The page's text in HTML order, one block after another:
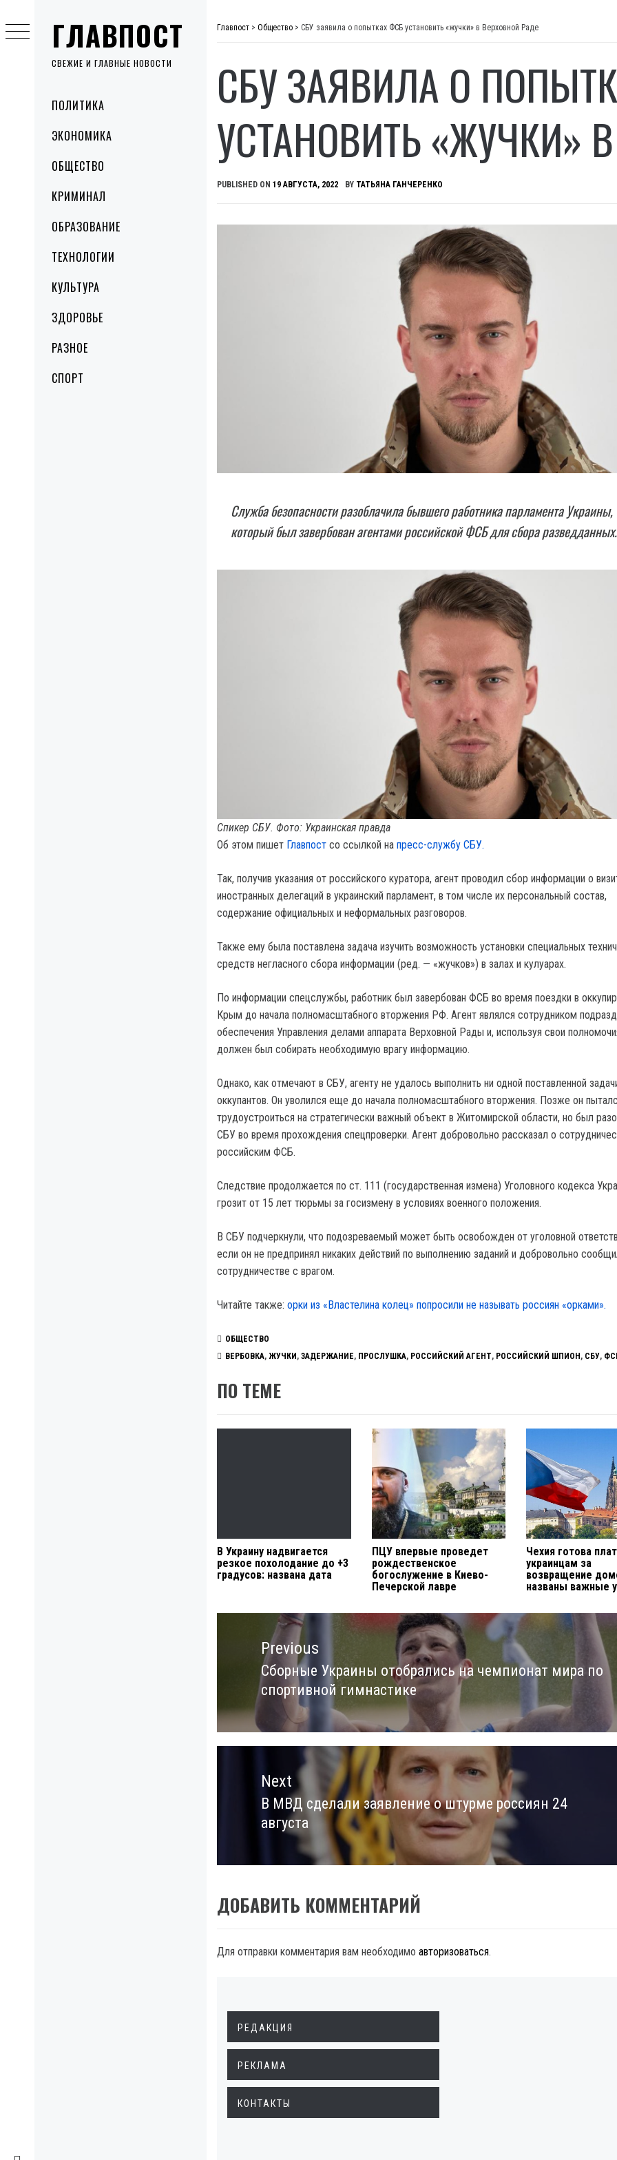
ГЛАВПОСТ
СВЕЖИЕ И ГЛАВНЫЕ НОВОСТИ
MenuПОЛИТИКА
ЭКОНОМИКА
ОБЩЕСТВО
КРИМИНАЛ
ОБРАЗОВАНИЕ
ТЕХНОЛОГИИ
КУЛЬТУРА
ЗДОРОВЬЕ
РАЗНОЕ
СПОРТ
to
content
Главпост > Общество > СБУ заявила о попытках ФСБ установить «жучки» в Верховной Раде
СБУ ЗАЯВИЛА О
УСТАНОВИТЬ «ЖУЧКИ»
PUBLISHED ON 19 АВГУСТА, 2022 BY ТАТЬЯНА ГАНЧЕРЕНКО
Служба безопасности разоблачила бывшего работника парламента Украины,
который был завербован агентами российской ФСБ для сбора разведданных.
Спикер СБУ. Фото: Украинская правда
Об этом пишет Главпост со ссылкой на пресс-службу СБУ.
Так, получив указания от российского куратора, агент проводил сбор информации о
иностранных делегаций в украинский парламент, в том числе их персональный состав,
содержание официальных и неформальных разговоров.
Также ему была поставлена задача изучить возможность установки специальных
средств негласного сбора информации (ред. — «жучков») в залах и кулуарах.
По информации спецслужбы, работник был завербован ФСБ во время поездки в
Крым до начала полномасштабного вторжения РФ. Агент являлся сотрудником
обеспечения Управления делами аппарата Верховной Рады и, используя свои
должен был собирать необходимую врагу информацию.
Однако, как отмечают в СБУ, агенту не удалось выполнить ни одной поставленной
оккупантов. Он уволился еще до начала полномасштабного вторжения. Позже он
трудоустроиться на стратегически важный объект в Житомирской области, но был
СБУ во время прохождения спецпроверки. Агент добровольно рассказал о
российским ФСБ.
Следствие продолжается по ст. 111 (государственная измена) Уголовного кодекса
грозит от 15 лет тюрьмы за госизмену в условиях военного положения.
В СБУ подчеркнули, что подозреваемый может быть освобожден от уголовной
если он не предпринял никаких действий по выполнению заданий и добровольно
сотрудничестве с врагом.
Читайте также: орки из «Властелина колец» попросили не называть россиян «орками».
ОБЩЕСТВО
ВЕРБОВКА, ЖУЧКИ, ЗАДЕРЖАНИЕ, ПРОСЛУШКА, РОССИЙСКИЙ АГЕНТ, РОССИЙСКИЙ ШПИОН, СБУ,
ПО ТЕМЕ
В Украину надвигается
резкое похолодание до +3
градусов: названа дата
ПЦУ впервые проведет
рождественское
богослужение в Киево-
Печерской лавре
Чехия готова
украинцам за
возвращение
названы важные
Навигация
записямPrevious
Previous
post:
Сборные Украины отобрались на чемпионат мира по
спортивной гимнастике
Next
Next
post:
В МВД сделали заявление о штурме россиян 24
августа
ДОБАВИТЬ КОММЕНТАРИЙ
Для отправки комментария вам необходимо авторизоваться.
РЕДАКЦИЯ
РЕКЛАМА
КОНТАКТЫ